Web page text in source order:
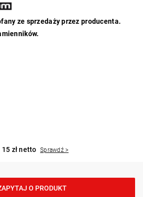
ze sprzedaży przez producenta.
15 zł netto Sprawdź >
O PRODUKT